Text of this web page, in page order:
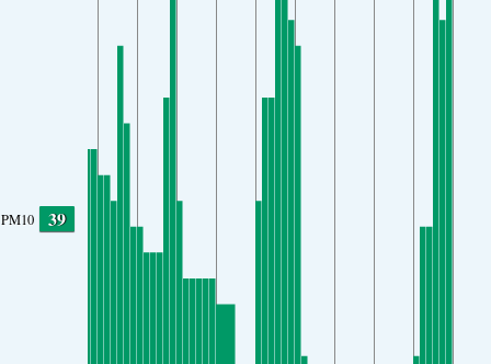
PM10 39